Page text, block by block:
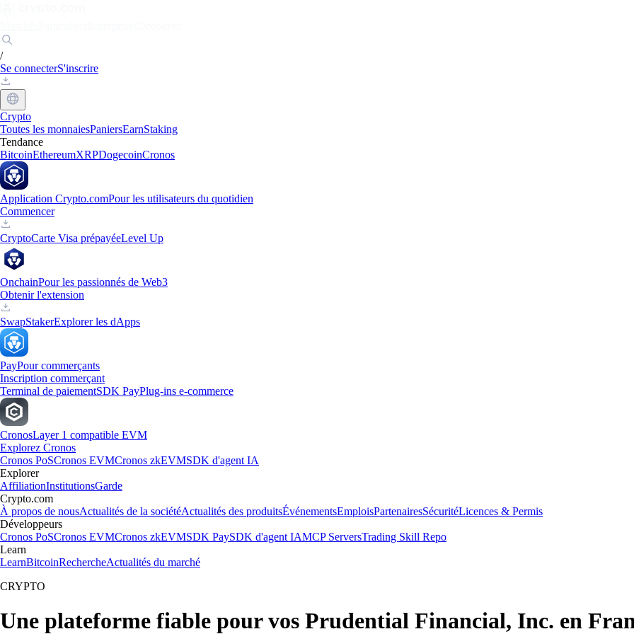
/
Se connecterS'inscrire
Crypto
Toutes les monnaiesPaniersEarnStaking
Tendance
BitcoinEthereumXRPDogecoinCronos
Application Crypto.comPour les utilisateurs du quotidien
Commencer
CryptoCarte Visa prépayéeLevel Up
OnchainPour les passionnés de Web3
Obtenir l'extension
SwapStakerExplorer les dApps
PayPour commerçants
Inscription commerçant
Terminal de paiementSDK PayPlug-ins e-commerce
CronosLayer 1 compatible EVM
Explorez Cronos
Cronos PoSCronos EVMCronos zkEVMSDK d'agent IA
Explorer
AffiliationInstitutionsGarde
Crypto.com
À propos de nousActualités de la sociétéActualités des produitsÉvénementsEmploisPartenairesSécuritéLicences & Permis
Développeurs
Cronos PoSCronos EVMCronos zkEVMSDK PaySDK d'agent IAMCP ServersTrading Skill Repo
Learn
LearnBitcoinRechercheActualités du marché
CRYPTO
Une plateforme fiable pour vos Prudential Financial, Inc. en